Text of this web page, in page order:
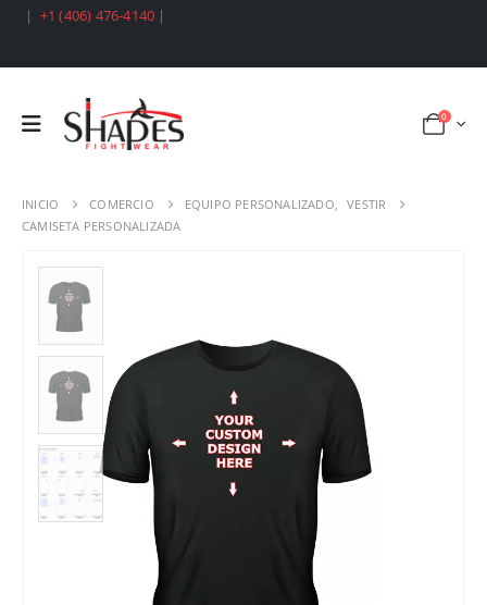
| +1 (406) 476-4140 |
0
INICIO COMERCIO EQUIPO PERSONALIZADO,
VESTIR
CAMISETA PERSONALIZADA